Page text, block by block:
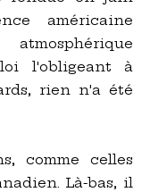
américaine
l'obligeant à
rien n'a été
comme celles
Là-bas, il